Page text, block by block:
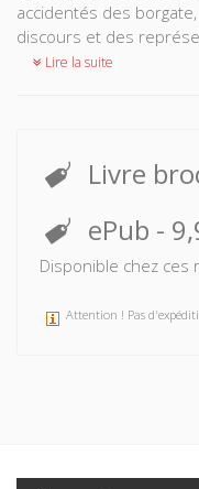
accidentés des
discours et des
Lire la suite
Livre
ePub -
Disponible chez ces
Attention ! Pas